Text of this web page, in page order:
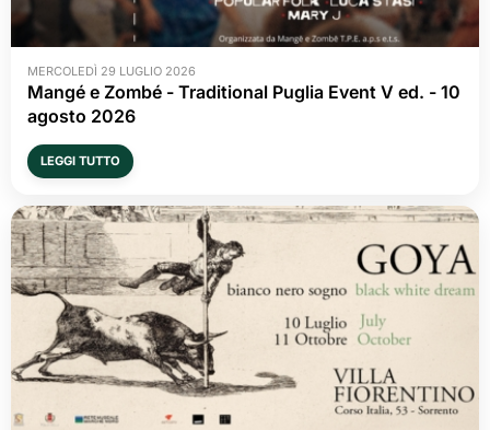
MERCOLEDÌ 29 LUGLIO 2026
Mangé e Zombé - Traditional Puglia Event V ed. - 10
agosto 2026
LEGGI TUTTO